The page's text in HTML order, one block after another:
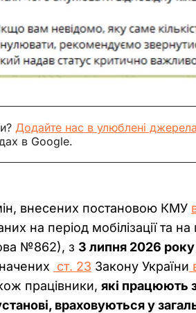
Додайте нас в улюблені
в Google.
внесених постановою КМУ
на період мобілізації та
№862), з 3 липня 2026 року
ст. 23 Закону України
працівники, які працюють
враховуються у